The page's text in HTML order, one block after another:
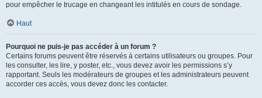
pour empêcher le trucage en changeant les intitulés en cours de sondage.
Haut
Pourquoi ne puis-je pas accéder à un forum ?
Certains forums peuvent être réservés à certains utilisateurs ou groupes. Pour
les consulter, les lire, y poster, etc., vous devez avoir les permissions s’y
rapportant. Seuls les modérateurs de groupes et les administrateurs peuvent
accorder ces accès, vous devez donc les contacter.